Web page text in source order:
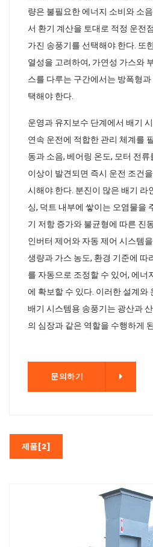
량은 불필요한 에너지 소비와 소
서 환기 계산을 토대로 적정 운전
가진 송풍기를 선택해야 한다. 또
열성을 고려하여, 가연성 가스와
스를 다루는 구간에서는 방폭형
택해야 한다.
운영과 유지보수 단계에서 배기
연속 운전에 적합한 관리 체계를
동과 소음, 베어링 온도, 모터 전
이상이 발견되면 즉시 운전 조건
시해야 한다. 분진이 많은 배기 라
싱, 덕트 내부에 쌓이는 오염물을
기 저항 증가와 불균형에 따른 진
인버터 제어와 자동 제어 시스템
생량과 가스 농도, 환경 기준에 따
를 자동으로 조정할 수 있어, 에너
에 확보할 수 있다. 이러한 설계와
배기 시스템용 송풍기는 광산과
의 심장과 같은 역할을 수행하게
문의하기
제품[2]